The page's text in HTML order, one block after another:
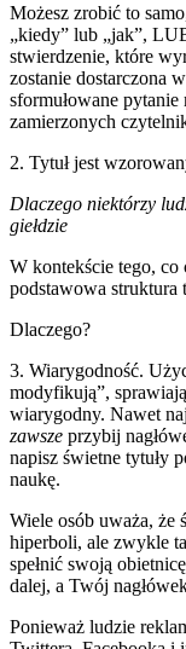
Możesz zrobić to
„kiedy” lub „jak”,
stwierdzenie, które
zostanie dostarczona
sformułowane
zamierzonych
2. Tytuł jest
Dlaczego niektórzy
giełdzie
W kontekście tego, co
podstawowa struktura
Dlaczego?
3. Wiarygodność.
modyfikują”,
wiarygodny. Nawet
zawsze przybij
napisz świetne tytuły
naukę.
Wiele osób uważa, że
hiperboli, ale zwykle
spełnić swoją
dalej, a Twój
Ponieważ ludzie